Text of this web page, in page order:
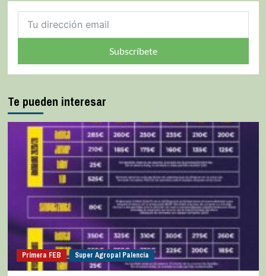
Subscríbete
Te pueden interesar
Primera FEB Super Agropal Palencia